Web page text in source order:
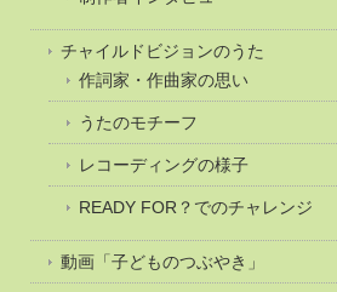
チャイルドビジョンのうた
作詞家・作曲家の思い
うたのモチーフ
レコーディングの様子
READY FOR？でのチャレンジ
動画「子どものつぶやき」